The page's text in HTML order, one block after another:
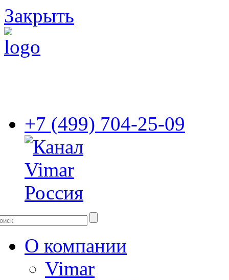
Закрыть
+7 (499) 704-25-09
О компании
Vimar